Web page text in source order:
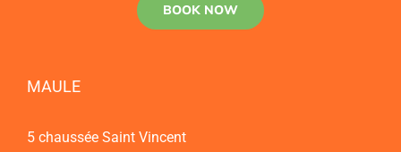
BOOK NOW
MAULE
5 chaussée Saint Vincent